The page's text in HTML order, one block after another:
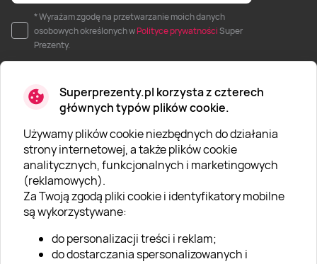
Superprezenty.pl korzysta z czterech
głównych typów plików cookie.
Używamy plików cookie niezbędnych do działania
strony internetowej, a także plików cookie
analitycznych, funkcjonalnych i marketingowych
(reklamowych).
Za Twoją zgodą pliki cookie i identyfikatory mobilne
są wykorzystywane:
do personalizacji treści i reklam;
do dostarczania spersonalizowanych i
* Wyrażam zgodę na przetwarzanie moich danych
osobowych określonych wPolityce prywatnościSuper
Prezenty.
O SUPERPREZENTY
O nas
Aktualności
Kariera w Super Prezentach